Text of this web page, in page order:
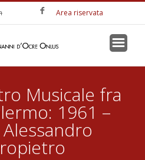
Area riservata
Musicale fra
1961 –